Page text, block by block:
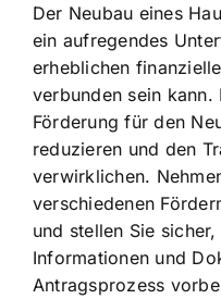
Der Neubau eines
ein aufregendes
erheblichen
verbunden sein
Förderung für den
reduzieren und den
verwirklichen.
verschiedenen
und stellen Sie
Informationen und
Antragsprozess